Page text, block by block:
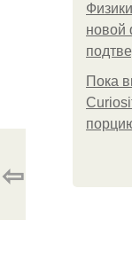
новой
Пока
⇦